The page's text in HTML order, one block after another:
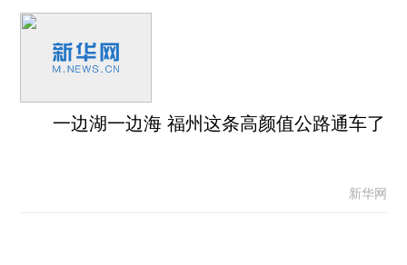
一边湖一边海 福州这条高颜值公路通车了
新华网